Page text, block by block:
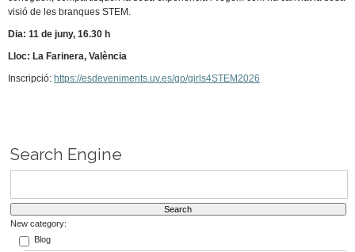
visió de les branques STEM.
Dia: 11 de juny, 16.30 h
Lloc: La Farinera, València
Inscripció: https://esdeveniments.uv.es/go/girls4STEM2026
Search Engine
New category:
Blog